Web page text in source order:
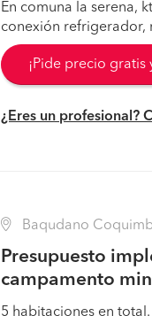
En comuna la serena,
conexión refrigerador,
¡Pide precio
¿Eres un profesional?
Baqudano
Presupuesto
campamento
5 habitaciones en